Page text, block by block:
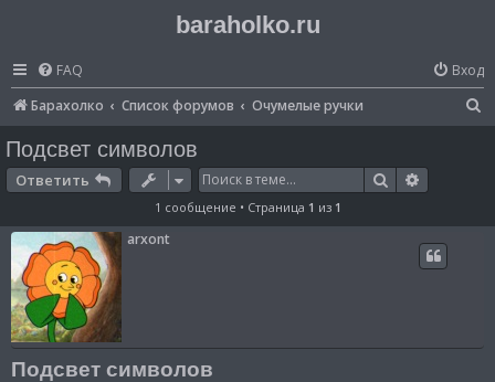
baraholko.ru
FAQ
Вход
Барахолко
Список форумов Очумелые ручки
Подсвет символов
Ответить Поиск
1 сообщение • Страница 1 из 1
arxont
Подсвет символов